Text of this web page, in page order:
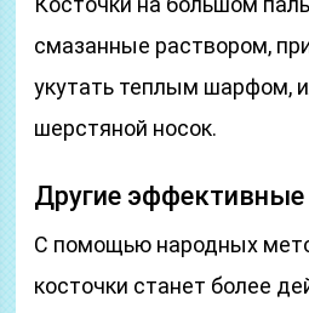
смазанные раствором,
укутать теплым шарфом,
шерстяной носок.
Другие
С помощью народных
косточки станет более